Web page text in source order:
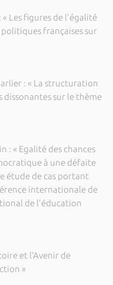
« Les figures de l'égalité
françaises sur
: « La structuration
dissonantes sur le thème
: « Egalité des chances
à une défaite
étude de cas portant
internationale de
de l'éducation
et l’Avenir de
»